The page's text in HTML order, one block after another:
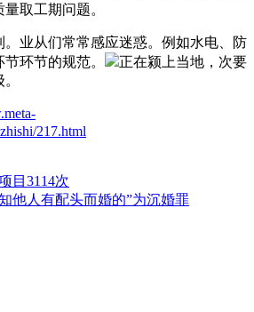
取工期问题。
业从们常常感应迷惑。例如水电、防
环节的规范。
正在颍上当地，次要
217.html
目3114次
他人有配头而婚的”为沉婚罪